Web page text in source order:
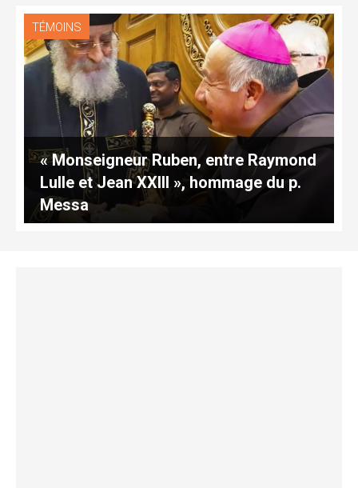
TÉMOINS
« Monseigneur Ruben, entre Raymond
Lulle et Jean XXIII », hommage du p.
Messa